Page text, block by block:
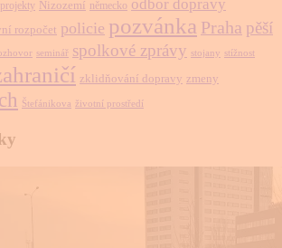
Nizozemí německo odbor dopravy
rozpočet policie pozvánka Praha pěší
seminář spolkové zprávy stojany stížnost
zklidňování dopravy zmeny
Štefánikova životní prostředí